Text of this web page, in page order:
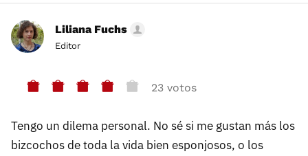
Liliana Fuchs
Editor
23 votos
Tengo un dilema personal. No sé si me gustan más los
bizcochos de toda la vida bien esponjosos, o los